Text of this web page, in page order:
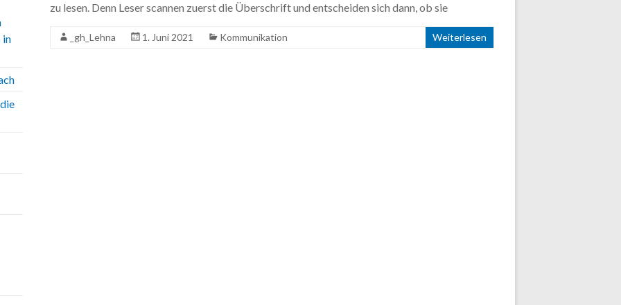
zu lesen. Denn Leser scannen zuerst die Überschrift und entscheiden sich dann, ob sie
_gh_Lehna 1. Juni 2021 Kommunikation Weiterlesen
in